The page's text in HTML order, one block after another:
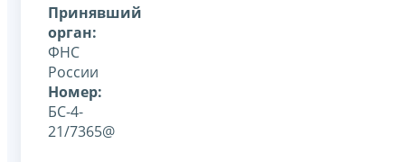
Принявший
орган:
ФНС
России
Номер:
БС-4-
21/7365@